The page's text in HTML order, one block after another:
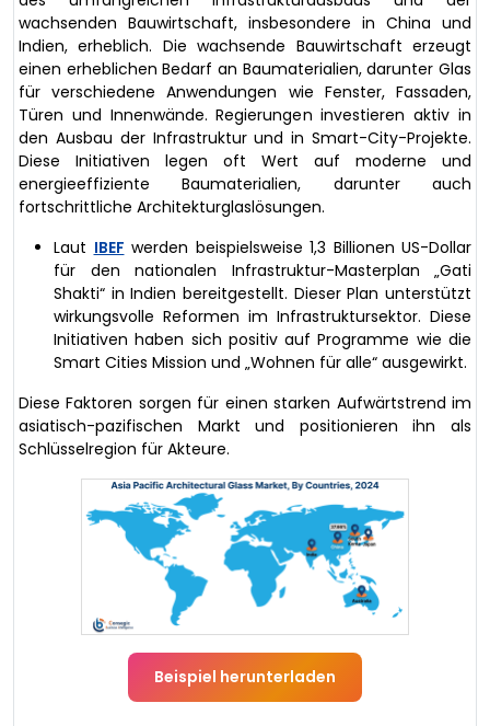
wachsenden Bauwirtschaft, insbesondere in China und
Indien, erheblich. Die wachsende Bauwirtschaft erzeugt
einen erheblichen Bedarf an Baumaterialien, darunter Glas
für verschiedene Anwendungen wie Fenster, Fassaden,
Türen und Innenwände. Regierungen investieren aktiv in
den Ausbau der Infrastruktur und in Smart-City-Projekte.
Diese Initiativen legen oft Wert auf moderne und
energieeffiziente Baumaterialien, darunter auch
fortschrittliche Architekturglaslösungen.
Laut IBEF werden beispielsweise 1,3 Billionen US-Dollar
für den nationalen Infrastruktur-Masterplan „Gati
Shakti“ in Indien bereitgestellt. Dieser Plan unterstützt
wirkungsvolle Reformen im Infrastruktursektor. Diese
Initiativen haben sich positiv auf Programme wie die
Smart Cities Mission und „Wohnen für alle“ ausgewirkt.
Diese Faktoren sorgen für einen starken Aufwärtstrend im
asiatisch-pazifischen Markt und positionieren ihn als
Schlüsselregion für Akteure.
Beispiel herunterladen